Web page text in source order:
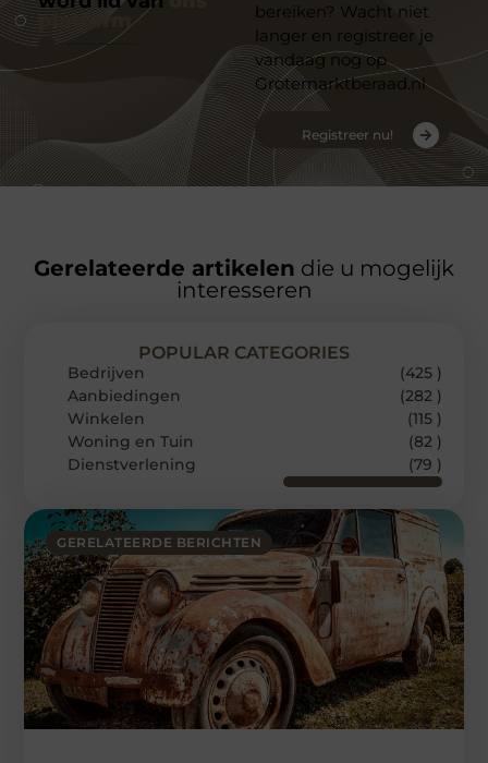
platform
bereiken? Wacht niet
langer en registreer je
vandaag nog op
Grotemarktberaad.nl
Registreer nu!
Gerelateerde artikelen die u mogelijk
interesseren
GERELATEERDE BERICHTEN
POPULAR CATEGORIES
Bedrijven
(425 )
Aanbiedingen
(282 )
Winkelen
(115 )
Woning en Tuin
(82 )
Dienstverlening
(79 )